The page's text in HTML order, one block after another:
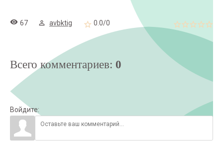
67 avbktig 0.0/0
Всего комментариев: 0
Войдите: